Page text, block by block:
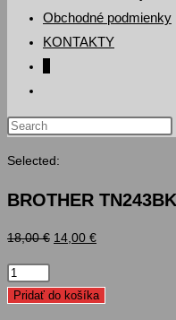
Obchodné podmienky
KONTAKTY
website
search
Search
website
Selected:
BROTHER
18,00€ Pôvodná
18,00 €.
14,00 €Aktuálna
14,00 €.
množstvo
BROTHER
Pridať do košíka